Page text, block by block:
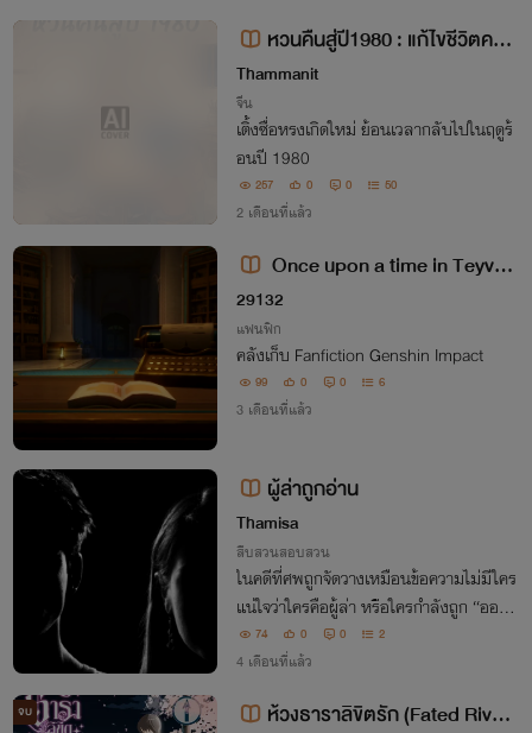
หวนคืนสู่ปี1980 : แก้ไขชีวิตครอ
บครัว
Thammanit
จีน
เติ้งซื่อหรงเกิดใหม่ ย้อนเวลากลับไปในฤดูร้
อนปี 1980
257 0 0 50
2 เดือนที่แล้ว
Once upon a time in Teyvat |
OS/SF
29132
แฟนฟิก
คลังเก็บ Fanfiction Genshin Impact
99 0 0 6
3 เดือนที่แล้ว
ผู้ล่าถูกอ่าน
Thamisa
สืบสวนสอบสวน
ในคดีที่ศพถูกจัดวางเหมือนข้อความไม่มีใคร
แน่ใจว่าใครคือผู้ล่า หรือใครกำลังถูก “ออกแ
บบให้ล่า”
74 0 0 2
4 เดือนที่แล้ว
จบ
ห้วงธาราลิขิตรัก (Fated River